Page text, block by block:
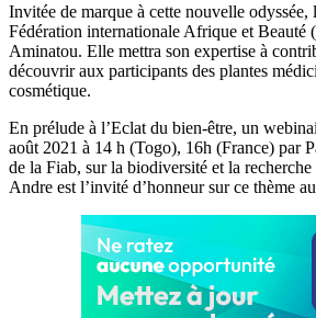
Invitée de marque à cette nouvelle odyssée,
Fédération internationale Afrique et Beauté
Aminatou. Elle mettra son expertise à
découvrir aux participants des plantes
cosmétique.
En prélude à l’Eclat du bien-être, un
août 2021 à 14 h (Togo), 16h (France) par
de la Fiab, sur la biodiversité et la
Andre est l’invité d’honneur sur ce thème